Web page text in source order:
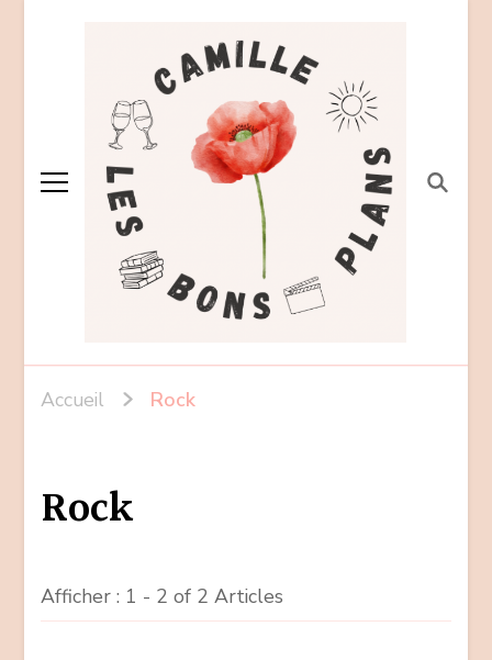
Accueil Rock
Rock
Afficher : 1 - 2 of 2 Articles